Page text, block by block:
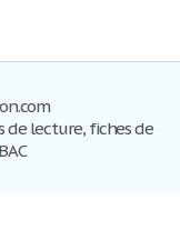
de lecture, fiches de